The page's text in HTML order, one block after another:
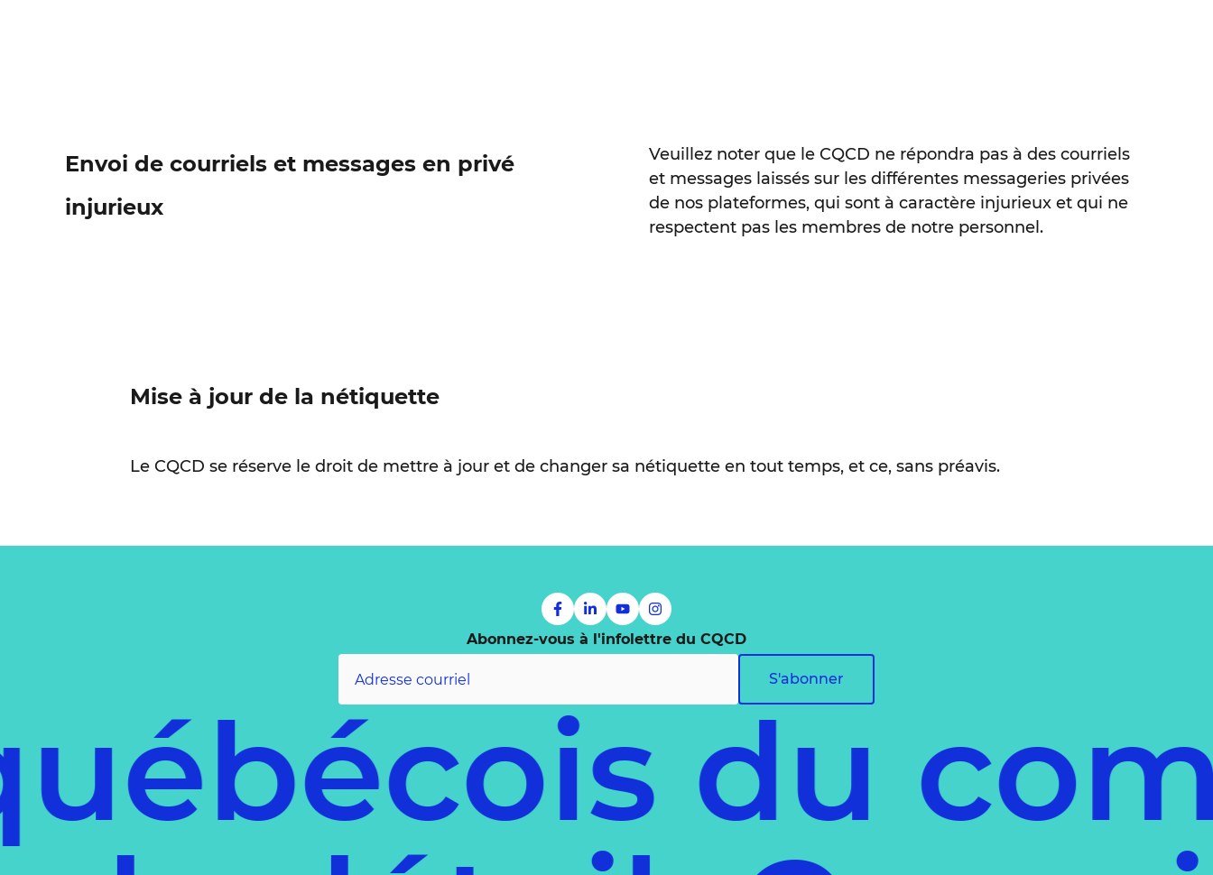
Envoi de courriels et messages en privé
injurieux
Veuillez noter que le CQCD ne répondra pas à des courriels
et messages laissés sur les différentes messageries privées
de nos plateformes, qui sont à caractère injurieux et qui ne
respectent pas les membres de notre personnel.
Mise à jour de la nétiquette
Le CQCD se réserve le droit de mettre à jour et de changer sa nétiquette en tout temps, et ce, sans préavis.
Abonnez-vous à l'infolettre du CQCD
S'abonner
du